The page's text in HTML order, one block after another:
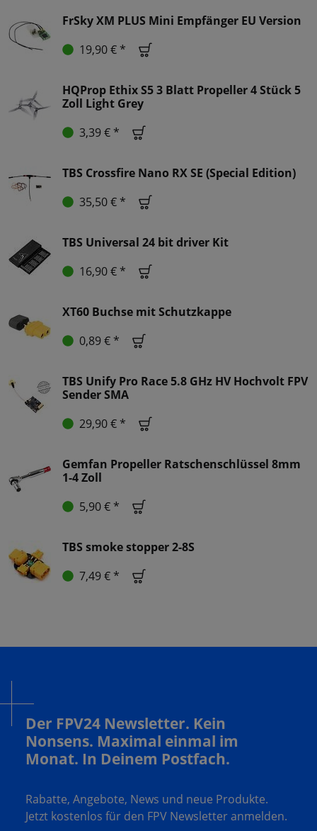
FrSky XM PLUS Mini Empfänger EU Version
19,90 € *
HQProp Ethix S5 3 Blatt Propeller 4 Stück 5
Zoll Light Grey
3,39 € *
TBS Crossfire Nano RX SE (Special Edition)
35,50 € *
TBS Universal 24 bit driver Kit
16,90 € *
XT60 Buchse mit Schutzkappe
0,89 € *
TBS Unify Pro Race 5.8 GHz HV Hochvolt FPV
Sender SMA
29,90 € *
Gemfan Propeller Ratschenschlüssel 8mm
1-4 Zoll
5,90 € *
TBS smoke stopper 2-8S
7,49 € *
Der FPV24 Newsletter. Kein
Nonsens. Maximal einmal im
Monat. In Deinem Postfach.
Rabatte, Angebote, News und neue Produkte.
Jetzt kostenlos für den FPV Newsletter anmelden.